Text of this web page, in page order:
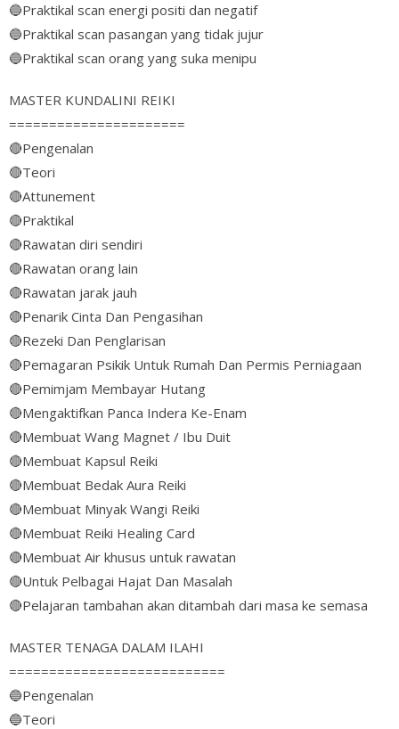
🔵Praktikal scan energi positi dan negatif
🔵Praktikal scan pasangan yang tidak jujur
🔵Praktikal scan orang yang suka menipu
MASTER KUNDALINI REIKI
======================
🔴Pengenalan
🔴Teori
🔴Attunement
🔴Praktikal
🔴Rawatan diri sendiri
🔴Rawatan orang lain
🔴Rawatan jarak jauh
🔴Penarik Cinta Dan Pengasihan
🔴Rezeki Dan Penglarisan
🔴Pemagaran Psikik Untuk Rumah Dan Permis Perniagaan
🔴Pemimjam Membayar Hutang
🔴Mengaktifkan Panca Indera Ke-Enam
🔴Membuat Wang Magnet / Ibu Duit
🔴Membuat Kapsul Reiki
🔴Membuat Bedak Aura Reiki
🔴Membuat Minyak Wangi Reiki
🔴Membuat Reiki Healing Card
🔴Membuat Air khusus untuk rawatan
🔴Untuk Pelbagai Hajat Dan Masalah
🔴Pelajaran tambahan akan ditambah dari masa ke semasa
MASTER TENAGA DALAM ILAHI
===========================
🔵Pengenalan
🔵Teori